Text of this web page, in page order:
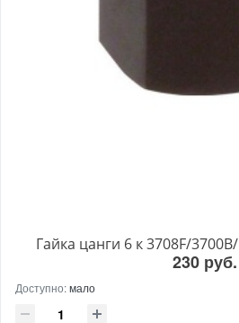
Гайка цанги 6 к 3708F/
230 руб.
Доступно:мало